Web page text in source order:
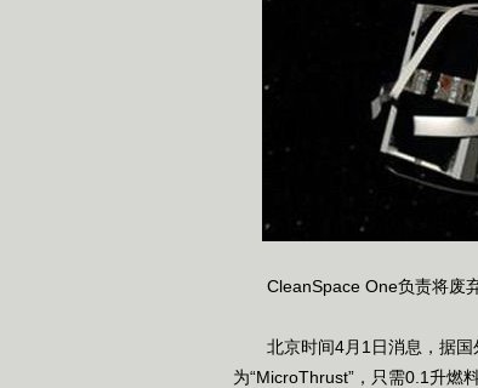
CleanSpace One负责将废弃
北京时间4月1日消息，据国
为“MicroThrust”，只需0.1升燃